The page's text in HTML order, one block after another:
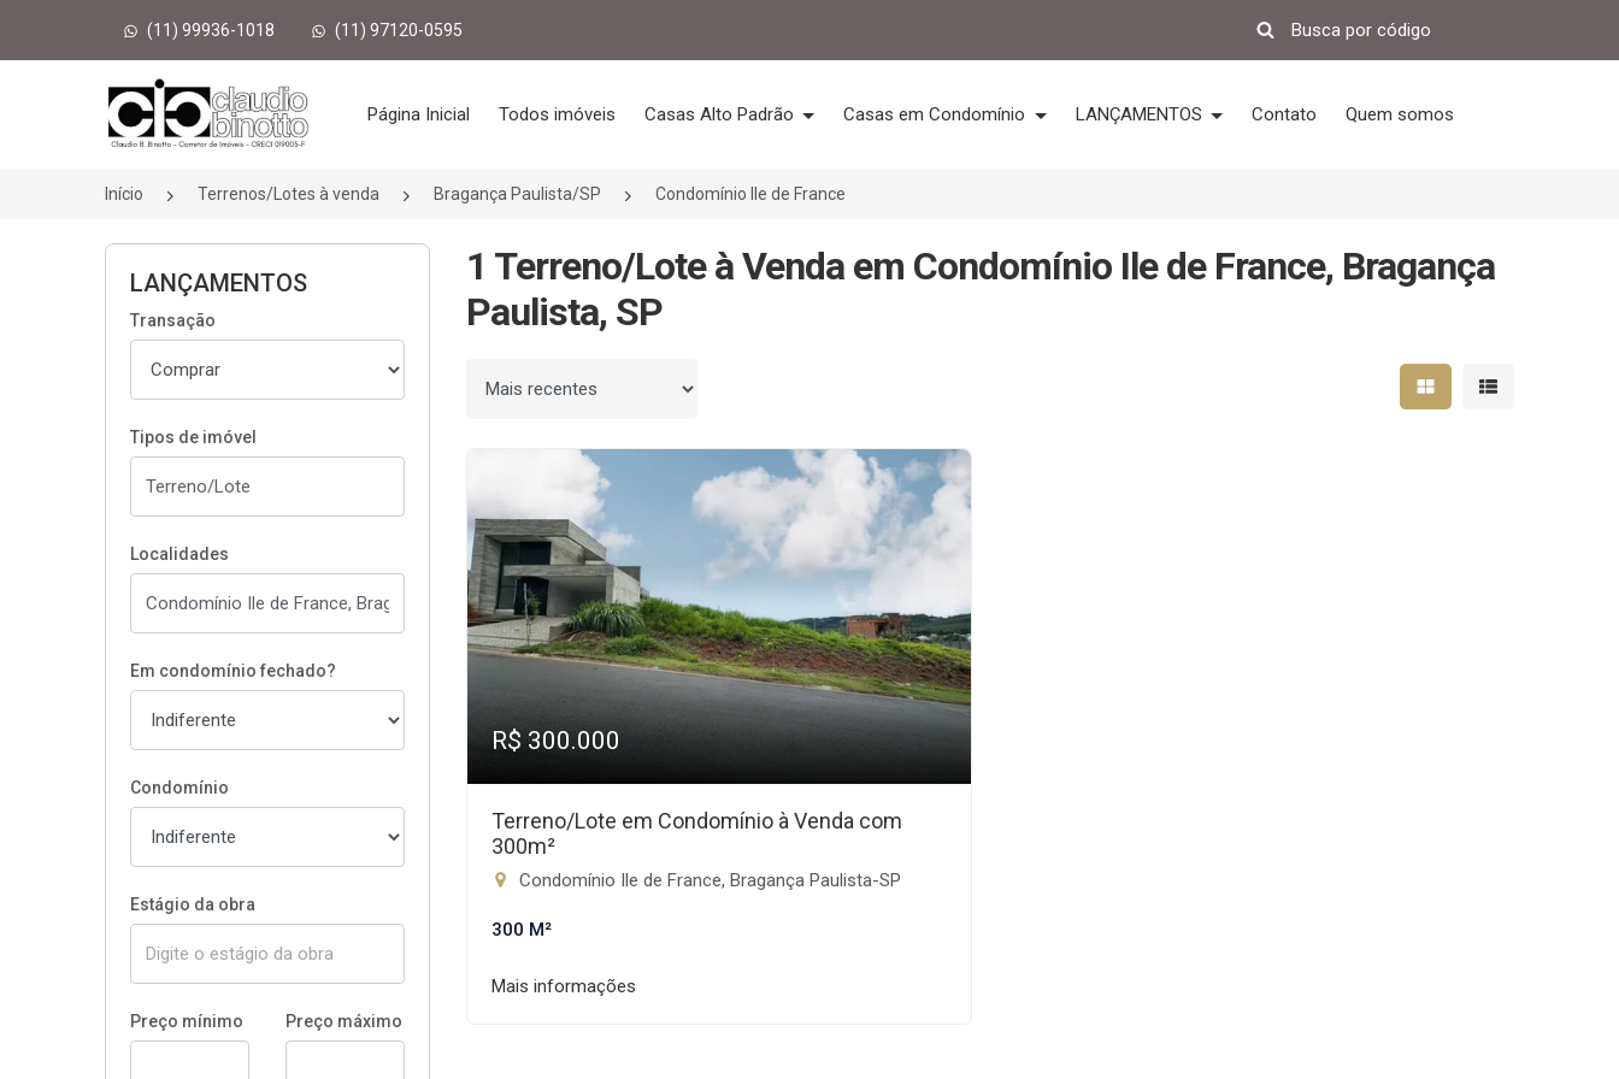
(11) 99936-1018 (11) 97120-0595
Página inicial
Página Inicial Todos imóveis Casas Alto Padrão Casas em Condomínio LANÇAMENTOS Contato Quem somos
Início Terrenos/Lotes à venda Bragança Paulista/SP Condomínio Ile de France
LANÇAMENTOS
Transação
Tipos de imóvel
Localidades
Em condomínio fechado?
Condomínio
Estágio da obra
Preço mínimo Preço máximo
1 Terreno/Lote à Venda em Condomínio Ile de France, Bragança
Paulista, SP
Ordenar por Mostrar resultados em
Mostrar
R$ 300.000
Terreno/Lote em Condomínio à Venda com
300m²
Condomínio Ile de France, Bragança Paulista-SP
300 M²
Mais informações